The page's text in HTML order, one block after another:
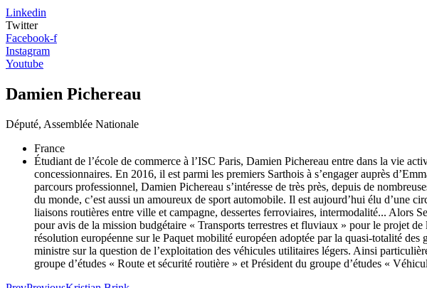
Linkedin
Twitter
Facebook-f
Instagram
Youtube
Damien Pichereau
Député, Assemblée Nationale
France
Étudiant de l’école de commerce à l’ISC Paris, Damien Pichereau entre dans la vie
concessionnaires. En 2016, il est parmi les premiers Sarthois à s’engager auprès
parcours professionnel, Damien Pichereau s’intéresse de très près, depuis de
du monde, c’est aussi un amoureux de sport automobile. Il est aujourd’hui élu d’une
liaisons routières entre ville et campagne, dessertes ferroviaires, intermodalité... Alors
pour avis de la mission budgétaire « Transports terrestres et fluviaux » pour le projet
résolution européenne sur le Paquet mobilité européen adoptée par la quasi-totalité
ministre sur la question de l’exploitation des véhicules utilitaires légers. Ainsi
groupe d’études « Route et sécurité routière » et Président du groupe d’études «